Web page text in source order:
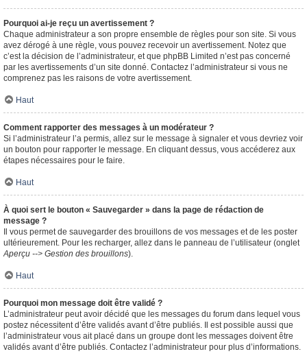
Pourquoi ai-je reçu un avertissement ?
Chaque administrateur a son propre ensemble de règles pour son site. Si vous
avez dérogé à une règle, vous pouvez recevoir un avertissement. Notez que
c’est la décision de l’administrateur, et que phpBB Limited n’est pas concerné
par les avertissements d’un site donné. Contactez l’administrateur si vous ne
comprenez pas les raisons de votre avertissement.
Haut
Comment rapporter des messages à un modérateur ?
Si l’administrateur l’a permis, allez sur le message à signaler et vous devriez voir
un bouton pour rapporter le message. En cliquant dessus, vous accéderez aux
étapes nécessaires pour le faire.
Haut
À quoi sert le bouton « Sauvegarder » dans la page de rédaction de
message ?
Il vous permet de sauvegarder des brouillons de vos messages et de les poster
ultérieurement. Pour les recharger, allez dans le panneau de l’utilisateur (onglet
Aperçu --> Gestion des brouillons).
Haut
Pourquoi mon message doit être validé ?
L’administrateur peut avoir décidé que les messages du forum dans lequel vous
postez nécessitent d’être validés avant d’être publiés. Il est possible aussi que
l’administrateur vous ait placé dans un groupe dont les messages doivent être
validés avant d’être publiés. Contactez l’administrateur pour plus d’informations.